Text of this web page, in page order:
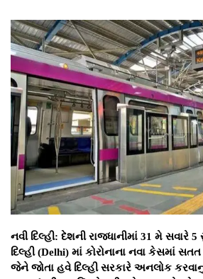
નવી દિલ્હી: દેશની રાજધાનીમાં 31 મે સવારે
દિલ્હી (Delhi) માં કોરોનાના નવા કેસમાં
જેને જોતા હવે દિલ્હી સરકારે અનલોક કરવાનું